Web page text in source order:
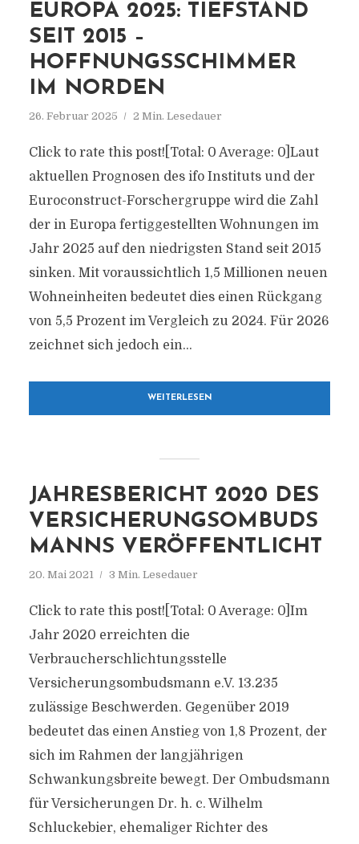
EUROPA 2025: TIEFSTAND
SEIT 2015 –
HOFFNUNGSSCHIMMER
IM NORDEN
26. Februar 2025 2 Min. Lesedauer
Click to rate this post![Total: 0 Average: 0]Laut
aktuellen Prognosen des ifo Instituts und der
Euroconstruct-Forschergruppe wird die Zahl
der in Europa fertiggestellten Wohnungen im
Jahr 2025 auf den niedrigsten Stand seit 2015
sinken. Mit voraussichtlich 1,5 Millionen neuen
Wohneinheiten bedeutet dies einen Rückgang
von 5,5 Prozent im Vergleich zu 2024. Für 2026
zeichnet sich jedoch ein...
WEITERLESEN
JAHRESBERICHT 2020 DES
VERSICHERUNGSOMBUDS
MANNS VERÖFFENTLICHT
20. Mai 2021 3 Min. Lesedauer
Click to rate this post![Total: 0 Average: 0]Im
Jahr 2020 erreichten die
Verbraucherschlichtungsstelle
Versicherungsombudsmann e.V. 13.235
zulässige Beschwerden. Gegenüber 2019
bedeutet das einen Anstieg von 1,8 Prozent, der
sich im Rahmen der langjährigen
Schwankungsbreite bewegt. Der Ombudsmann
für Versicherungen Dr. h. c. Wilhelm
Schluckebier, ehemaliger Richter des